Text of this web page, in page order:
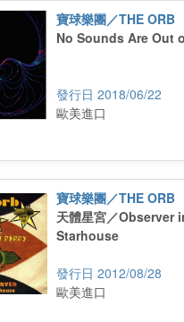
寶球樂團／THE ORB
No Sounds Are Out
2018/06/22
歐美進口
寶球樂團／THE ORB
天體星宮／Observer
Starhouse
2012/08/28
歐美進口